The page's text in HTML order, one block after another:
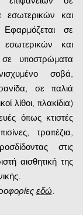
εσωτερικών και
σε
και
υποστρώματα
σοβά,
σε παλιά
λίθοι, πλακίδια)
όπως κτιστές
τραπέζια,
στις
αισθητική της
εδώ.